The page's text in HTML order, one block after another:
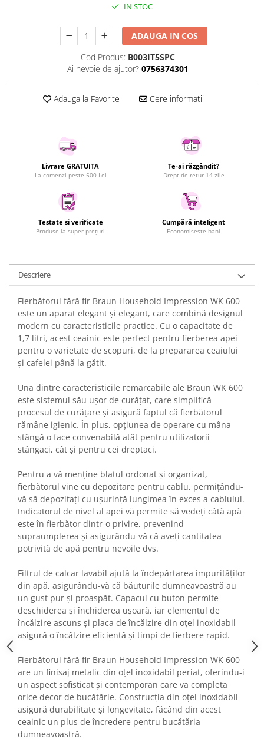
Organizare si depozitare
Silicon, spume si solutii tehnice
Uscatoare rufe
Utilaje si materiale de constructii
Laptop, Tablete & Telefoane
Laptopuri si Accesorii
Telefoane Mobile & accesorii
Wearable & Gadgeturi
Accesorii si piese masini spalat
rufe si uscatoare
Accesorii si piese masini spalat
vase
Aparate Frigorifice
Aparate Racire Aer
Aragaze si cuptoare cu microunde
Climatizare & sisteme de incalzire
Electrocasnice pentru Bucatarie
Fiare de calcat si masini de cusut
Ingrijire Locuinta
Purificatoare de aer
Fashion
Ceasuri barbatesti
Ceasuri dama
Cutii, curele si accesorii ceasuri
Genti si accesorii barbati
Genti si accesorii femei
Imbracaminte barbati
Imbracaminte femei
Imbracaminte si Incaltaminte copii
Incaltaminte barbati
Incaltaminte femei
Ochelari de soare
Ochelari de vedere
Gaming, Carti & Birotica
Birotica & Papetarie
Console, Jocuri & Accesorii
Ingrijire personala & Cosmetice
Accesorii aparate de ras electrice
IN STOC
ADAUGA IN COS
Cod Produs: B003IT5SPC
Ai nevoie de ajutor? 0756374301
Adauga la Favorite Cere informatii
Livrare GRATUITA
La comenzi peste 500 Lei
Te-ai răzgândit?
Drept de retur 14 zile
Testate si verificate
Produse la super prețuri
Cumpără inteligent
Economisește bani
Descriere
Fierbătorul fără fir Braun Household Impression WK 600
este un aparat elegant și elegant, care combină designul
modern cu caracteristicile practice. Cu o capacitate de
1,7 litri, acest ceainic este perfect pentru fierberea apei
pentru o varietate de scopuri, de la prepararea ceaiului
și cafelei până la gătit.
Una dintre caracteristicile remarcabile ale Braun WK 600
este sistemul său ușor de curățat, care simplifică
procesul de curățare și asigură faptul că fierbătorul
rămâne igienic. În plus, opțiunea de operare cu mâna
stângă o face convenabilă atât pentru utilizatorii
stângaci, cât și pentru cei dreptaci.
Pentru a vă menține blatul ordonat și organizat,
fierbătorul vine cu depozitare pentru cablu, permițându-
vă să depozitați cu ușurință lungimea în exces a cablului.
Indicatorul de nivel al apei vă permite să vedeți câtă apă
este în fierbător dintr-o privire, prevenind
supraumplerea și asigurându-vă că aveți cantitatea
potrivită de apă pentru nevoile dvs.
Filtrul de calcar lavabil ajută la îndepărtarea impurităților
din apă, asigurându-vă că băuturile dumneavoastră au
un gust pur și proaspăt. Capacul cu buton permite
deschiderea și închiderea ușoară, iar elementul de
încălzire ascuns și placa de încălzire din oțel inoxidabil
asigură o încălzire eficientă și timpi de fierbere rapid.
Fierbătorul fără fir Braun Household Impression WK 600
are un finisaj metalic din oțel inoxidabil periat, oferindu-i
un aspect sofisticat și contemporan care va completa
orice decor de bucătărie. Construcția din oțel inoxidabil
asigură durabilitate și longevitate, făcând din acest
ceainic un plus de încredere pentru bucătăria
dumneavoastră.